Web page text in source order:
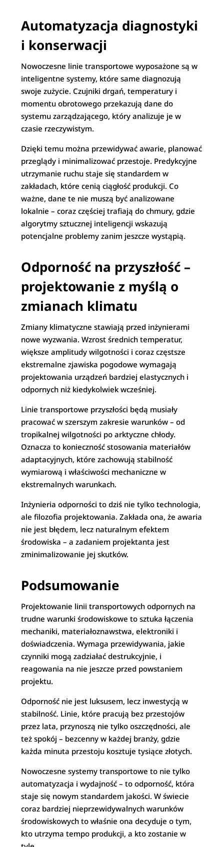
Automatyzacja diagnostyki
i konserwacji
Nowoczesne linie transportowe wyposażone są w
inteligentne systemy, które same diagnozują
swoje zużycie. Czujniki drgań, temperatury i
momentu obrotowego przekazują dane do
systemu zarządzającego, który analizuje je w
czasie rzeczywistym.
Dzięki temu można przewidywać awarie, planować
przeglądy i minimalizować przestoje. Predykcyjne
utrzymanie ruchu staje się standardem w
zakładach, które cenią ciągłość produkcji. Co
ważne, dane te nie muszą być analizowane
lokalnie – coraz częściej trafiają do chmury, gdzie
algorytmy sztucznej inteligencji wskazują
potencjalne problemy zanim jeszcze wystąpią.
Odporność na przyszłość –
projektowanie z myślą o
zmianach klimatu
Zmiany klimatyczne stawiają przed inżynierami
nowe wyzwania. Wzrost średnich temperatur,
większe amplitudy wilgotności i coraz częstsze
ekstremalne zjawiska pogodowe wymagają
projektowania urządzeń bardziej elastycznych i
odpornych niż kiedykolwiek wcześniej.
Linie transportowe przyszłości będą musiały
pracować w szerszym zakresie warunków – od
tropikalnej wilgotności po arktyczne chłody.
Oznacza to konieczność stosowania materiałów
adaptacyjnych, które zachowują stabilność
wymiarową i właściwości mechaniczne w
ekstremalnych warunkach.
Inżynieria odporności to dziś nie tylko technologia,
ale filozofia projektowania. Zakłada ona, że awaria
nie jest błędem, lecz naturalnym efektem
środowiska – a zadaniem projektanta jest
zminimalizowanie jej skutków.
Podsumowanie
Projektowanie linii transportowych odpornych na
trudne warunki środowiskowe to sztuka łączenia
mechaniki, materiałoznawstwa, elektroniki i
doświadczenia. Wymaga przewidywania, jakie
czynniki mogą zadziałać destrukcyjnie, i
reagowania na nie jeszcze przed powstaniem
projektu.
Odporność nie jest luksusem, lecz inwestycją w
stabilność. Linie, które pracują bez przestojów
przez lata, przynoszą nie tylko oszczędności, ale
też spokój – bezcenny w każdej branży, gdzie
każda minuta przestoju kosztuje tysiące złotych.
Nowoczesne systemy transportowe to nie tylko
automatyzacja i wydajność – to odporność, która
staje się nowym standardem jakości. W świecie
coraz bardziej nieprzewidywalnych warunków
środowiskowych to właśnie ona decyduje o tym,
kto utrzyma tempo produkcji, a kto zostanie w